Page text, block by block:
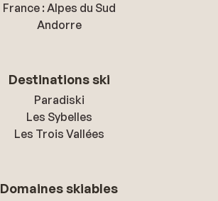
France : Alpes du Sud
Andorre
Destinations ski
Paradiski
Les Sybelles
Les Trois Vallées
Domaines skiables